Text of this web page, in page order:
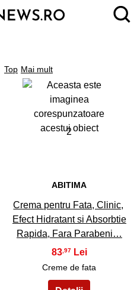
Mai mult
Top
2
ABITIMA
Crema pentru Fata, Clinic,
Efect Hidratant si Absorbtie
Rapida, Fara Parabeni…
83,97
Creme de fata